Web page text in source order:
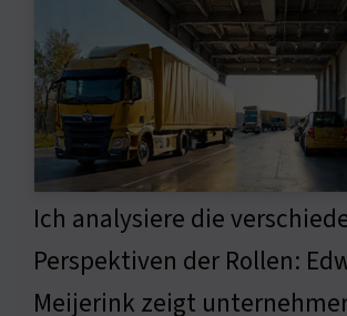
Ich analysiere die
Perspektiven der Rollen:
Meijerink zeigt